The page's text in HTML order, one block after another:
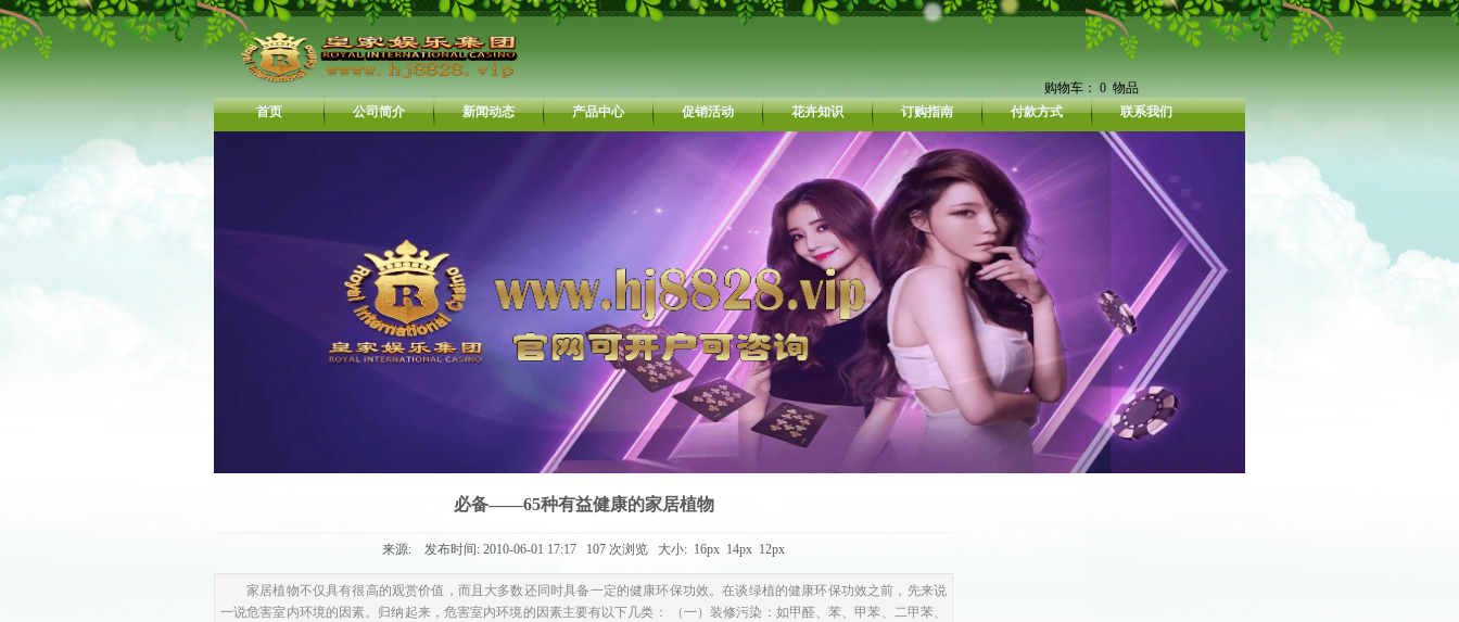
购物车： 0 物品
首页
公司简介 新闻动态 产品中心 促销活动 花卉知识 订购指南 付款方式 联系我们
必备——65种有益健康的家居植物
来源: 发布时间: 2010-06-01 17:17 107 次浏览 大小: 16px 14px 12px
家居植物不仅具有很高的观赏价值，而且大多数还同时具备一定的健康环保功效。在谈绿植的健康环保功效之前，先来说
一说危害室内环境的因素。归纳起来，危害室内环境的因素主要有以下几类： （一）装修污染：如甲醛、苯、甲苯、二甲苯、